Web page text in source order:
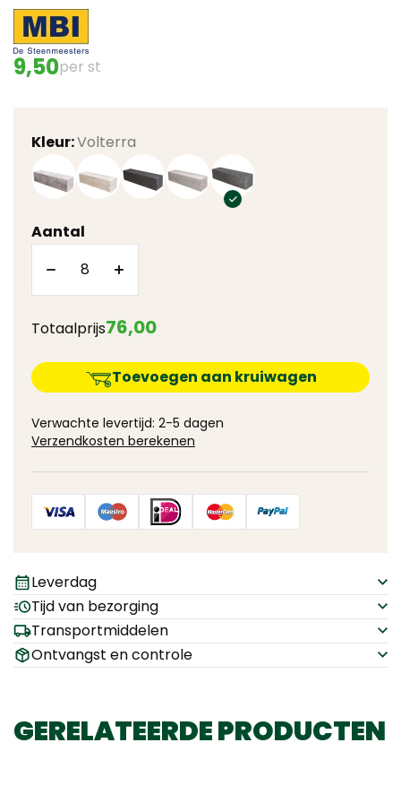
9,50per st
Kleur:Volterra
Aantal
Totaalprijs76,00
Toevoegen aan kruiwagen
Verwachte levertijd: 2-5 dagen
Verzendkosten berekenen
Leverdag
Tijd van bezorging
Transportmiddelen
Ontvangst en controle
GERELATEERDE PRODUCTEN